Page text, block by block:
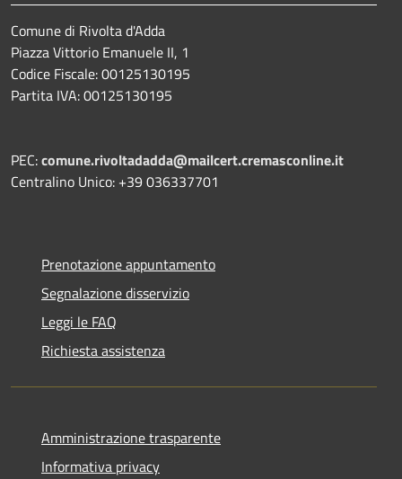
Comune di Rivolta d'Adda
Piazza Vittorio Emanuele II, 1
Codice Fiscale: 00125130195
Partita IVA: 00125130195
PEC:comune.rivoltadadda@mailcert.cremasconline.it
Centralino Unico: +39 036337701
Prenotazione appuntamento
Segnalazione disservizio
Leggi le FAQ
Richiesta assistenza
Amministrazione trasparente
Informativa privacy